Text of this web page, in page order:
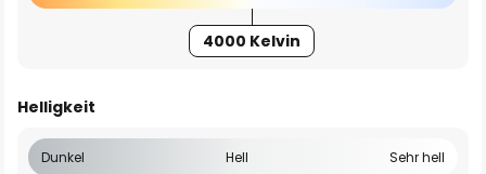
4000 Kelvin
Helligkeit
Dunkel Hell Sehr hell